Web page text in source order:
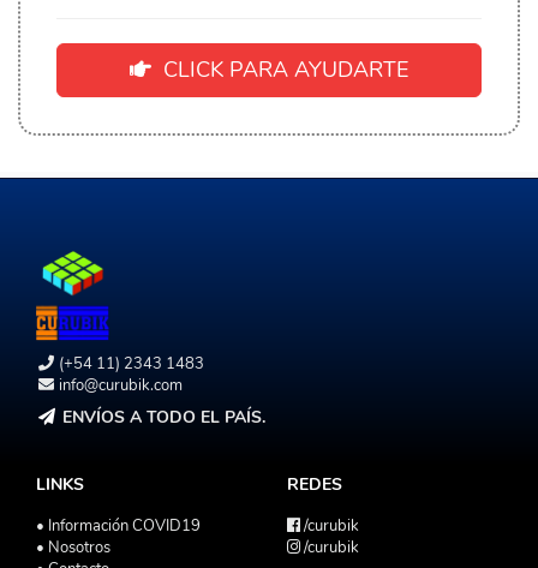
CLICK PARA AYUDARTE
(+54 11) 2343 1483
info@curubik.com
ENVÍOS A TODO EL PAÍS.
LINKS
• Información COVID19
• Nosotros
REDES
/curubik
/curubik